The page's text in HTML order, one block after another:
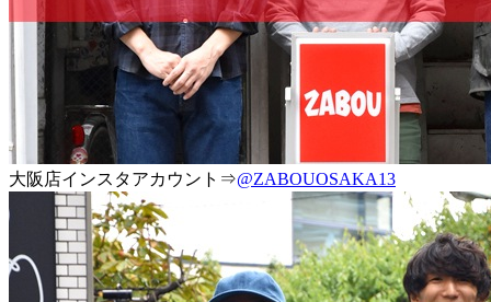
大阪店インスタアカウント⇒@ZABOUOSAKA13